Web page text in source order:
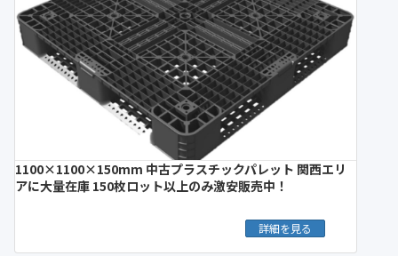
1100×1100×150mm 中古プラスチックパレット 関西エリ
アに大量在庫 150枚ロット以上のみ激安販売中！
詳細を見る